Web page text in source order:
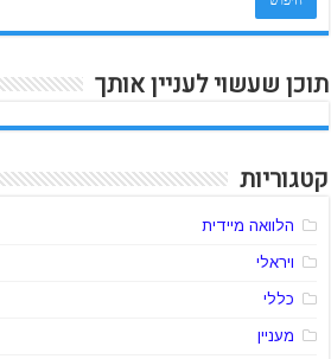
תוכן שעשוי לעניין אותך
קטגוריות
הלוואה מיידית
ויראלי
כללי
מעניין